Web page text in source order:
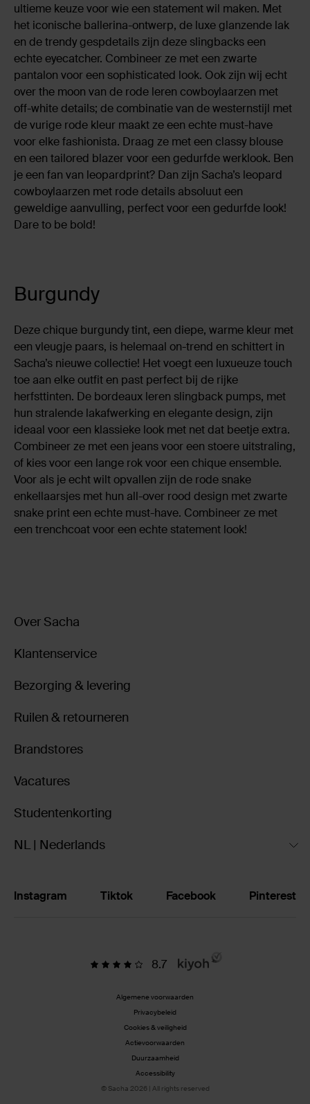
ultieme keuze voor wie een statement wil maken. Met
het iconische ballerina-ontwerp, de luxe glanzende lak
en de trendy gespdetails zijn deze slingbacks een
echte eyecatcher. Combineer ze met een zwarte
pantalon voor een sophisticated look. Ook zijn wij echt
over the moon van de rode leren cowboylaarzen met
off-white details; de combinatie van de westernstijl met
de vurige rode kleur maakt ze een echte must-have
voor elke fashionista. Draag ze met een classy blouse
en een tailored blazer voor een gedurfde werklook. Ben
je een fan van leopardprint? Dan zijn Sacha’s leopard
cowboylaarzen met rode details absoluut een
geweldige aanvulling, perfect voor een gedurfde look!
Dare to be bold!
Burgundy
Deze chique burgundy tint, een diepe, warme kleur met
een vleugje paars, is helemaal on-trend en schittert in
Sacha’s nieuwe collectie! Het voegt een luxueuze touch
toe aan elke outfit en past perfect bij de rijke
herfsttinten. De bordeaux leren slingback pumps, met
hun stralende lakafwerking en elegante design, zijn
ideaal voor een klassieke look met net dat beetje extra.
Combineer ze met een jeans voor een stoere uitstraling,
of kies voor een lange rok voor een chique ensemble.
Voor als je echt wilt opvallen zijn de rode snake
enkellaarsjes met hun all-over rood design met zwarte
snake print een echte must-have. Combineer ze met
een trenchcoat voor een echte statement look!
Over Sacha
Klantenservice
Bezorging & levering
Ruilen & retourneren
Brandstores
Vacatures
Studentenkorting
NL | Nederlands
Instagram Tiktok Facebook Pinterest
8.7
Algemene voorwaarden
Privacybeleid
Cookies & veiligheid
Actievoorwaarden
Duurzaamheid
Accessibility
© Sacha 2026 | All rights reserved